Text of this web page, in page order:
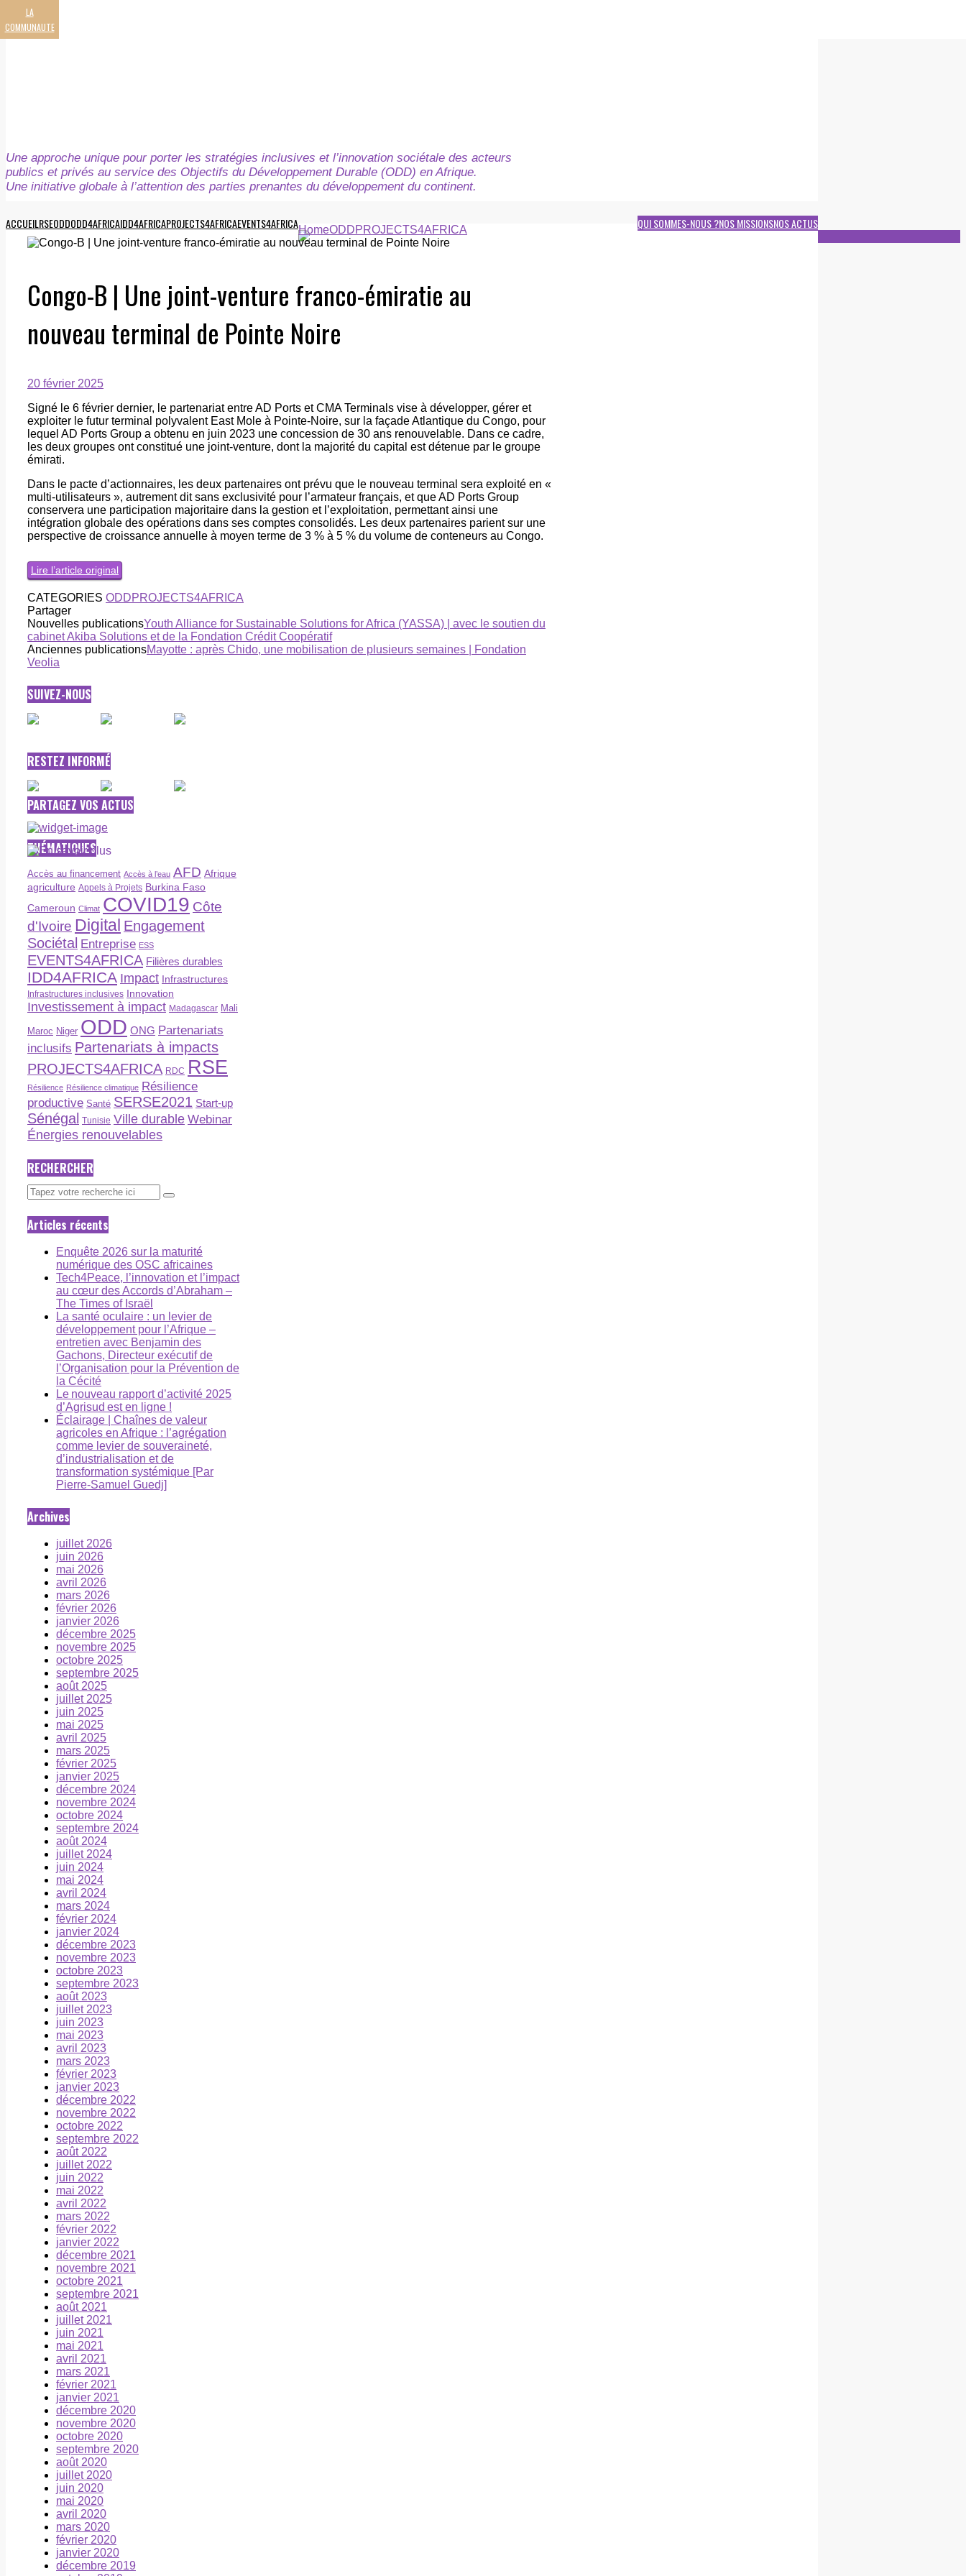
LA
COMMUNAUTE
Une approche unique pour porter les stratégies inclusives et l’innovation sociétale des acteurs
publics et privés au service des Objectifs du Développement Durable (ODD) en Afrique.
Une initiative globale à l’attention des parties prenantes du développement du continent.
ACCUEILRSEODDODD4AFRICAIDD4AFRICAPROJECTS4AFRICAEVENTS4AFRICA NOS ACTUS
NOS MISSIONS
QUI SOMMES-NOUS ?
HomeODDPROJECTS4AFRICA
Congo-B | Une joint-venture franco-émiratie au
nouveau terminal de Pointe Noire
20 février 2025
Signé le 6 février dernier, le partenariat entre AD Ports et CMA Terminals vise à développer, gérer et
exploiter le futur terminal polyvalent East Mole à Pointe-Noire, sur la façade Atlantique du Congo, pour
lequel AD Ports Group a obtenu en juin 2023 une concession de 30 ans renouvelable. Dans ce cadre,
les deux groupes ont constitué une joint-venture, dont la majorité du capital est détenue par le groupe
émirati.
Dans le pacte d’actionnaires, les deux partenaires ont prévu que le nouveau terminal sera exploité en «
multi-utilisateurs », autrement dit sans exclusivité pour l’armateur français, et que AD Ports Group
conservera une participation majoritaire dans la gestion et l’exploitation, permettant ainsi une
intégration globale des opérations dans ses comptes consolidés. Les deux partenaires parient sur une
perspective de croissance annuelle à moyen terme de 3 % à 5 % du volume de conteneurs au Congo.
Lire l’article original
CATEGORIES ODDPROJECTS4AFRICA
Partager
Nouvelles publicationsYouth Alliance for Sustainable Solutions for Africa (YASSA) | avec le soutien du
cabinet Akiba Solutions et de la Fondation Crédit Coopératif
Anciennes publicationsMayotte : après Chido, une mobilisation de plusieurs semaines | Fondation
Veolia
SUIVEZ-NOUS
RESTEZ INFORMÉ
PARTAGEZ VOS ACTUS
THÉMATIQUES
Accès au financement Accès à l’eau AFD Afrique
agriculture Appels à Projets Burkina Faso
Cameroun Climat COVID19 Côte
d'Ivoire Digital Engagement
Sociétal Entreprise ESS
EVENTS4AFRICA Filières durables
IDD4AFRICA Impact Infrastructures
Infrastructures inclusives Innovation
Investissement à impact Madagascar Mali
Maroc Niger ODD ONG Partenariats
inclusifs Partenariats à impacts
PROJECTS4AFRICA RDC RSE
Résilience Résilience climatique Résilience
productive Santé SERSE2021 Start-up
Sénégal Tunisie Ville durable Webinar
Énergies renouvelables
RECHERCHER
Articles récents
Enquête 2026 sur la maturité
numérique des OSC africaines
Tech4Peace, l’innovation et l’impact
au cœur des Accords d’Abraham –
The Times of Israël
La santé oculaire : un levier de
développement pour l’Afrique –
entretien avec Benjamin des
Gachons, Directeur exécutif de
l’Organisation pour la Prévention de
la Cécité
Le nouveau rapport d’activité 2025
d’Agrisud est en ligne !
Éclairage | Chaînes de valeur
agricoles en Afrique : l’agrégation
comme levier de souveraineté,
d’industrialisation et de
transformation systémique [Par
Pierre-Samuel Guedj]
Archives
juillet 2026
juin 2026
mai 2026
avril 2026
mars 2026
février 2026
janvier 2026
décembre 2025
novembre 2025
octobre 2025
septembre 2025
août 2025
juillet 2025
juin 2025
mai 2025
avril 2025
mars 2025
février 2025
janvier 2025
décembre 2024
novembre 2024
octobre 2024
septembre 2024
août 2024
juillet 2024
juin 2024
mai 2024
avril 2024
mars 2024
février 2024
janvier 2024
décembre 2023
novembre 2023
octobre 2023
septembre 2023
août 2023
juillet 2023
juin 2023
mai 2023
avril 2023
mars 2023
février 2023
janvier 2023
décembre 2022
novembre 2022
octobre 2022
septembre 2022
août 2022
juillet 2022
juin 2022
mai 2022
avril 2022
mars 2022
février 2022
janvier 2022
décembre 2021
novembre 2021
octobre 2021
septembre 2021
août 2021
juillet 2021
juin 2021
mai 2021
avril 2021
mars 2021
février 2021
janvier 2021
décembre 2020
novembre 2020
octobre 2020
septembre 2020
août 2020
juillet 2020
juin 2020
mai 2020
avril 2020
mars 2020
février 2020
janvier 2020
décembre 2019